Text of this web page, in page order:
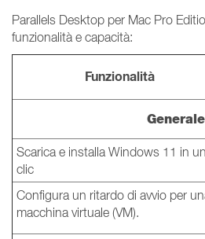
Parallels Desktop per Mac Pro
funzionalità e capacità:
Funzionalità
Generale
Scarica e installa Windows 11 in un
clic
Configura un ritardo di avvio per
macchina virtuale (VM).